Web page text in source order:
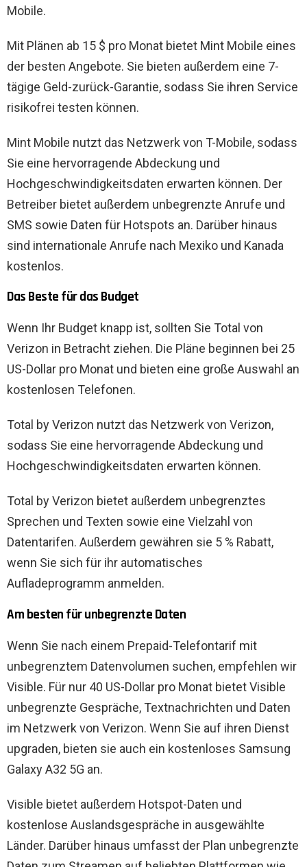
Mobile.
Mit Plänen ab 15 $ pro Monat bietet Mint Mobile eines
der besten Angebote. Sie bieten außerdem eine 7-
tägige Geld-zurück-Garantie, sodass Sie ihren Service
risikofrei testen können.
Mint Mobile nutzt das Netzwerk von T-Mobile, sodass
Sie eine hervorragende Abdeckung und
Hochgeschwindigkeitsdaten erwarten können. Der
Betreiber bietet außerdem unbegrenzte Anrufe und
SMS sowie Daten für Hotspots an. Darüber hinaus
sind internationale Anrufe nach Mexiko und Kanada
kostenlos.
Das Beste für das Budget
Wenn Ihr Budget knapp ist, sollten Sie Total von
Verizon in Betracht ziehen. Die Pläne beginnen bei 25
US-Dollar pro Monat und bieten eine große Auswahl an
kostenlosen Telefonen.
Total by Verizon nutzt das Netzwerk von Verizon,
sodass Sie eine hervorragende Abdeckung und
Hochgeschwindigkeitsdaten erwarten können.
Total by Verizon bietet außerdem unbegrenztes
Sprechen und Texten sowie eine Vielzahl von
Datentarifen. Außerdem gewähren sie 5 % Rabatt,
wenn Sie sich für ihr automatisches
Aufladeprogramm anmelden.
Am besten für unbegrenzte Daten
Wenn Sie nach einem Prepaid-Telefontarif mit
unbegrenztem Datenvolumen suchen, empfehlen wir
Visible. Für nur 40 US-Dollar pro Monat bietet Visible
unbegrenzte Gespräche, Textnachrichten und Daten
im Netzwerk von Verizon. Wenn Sie auf ihren Dienst
upgraden, bieten sie auch ein kostenloses Samsung
Galaxy A32 5G an.
Visible bietet außerdem Hotspot-Daten und
kostenlose Auslandsgespräche in ausgewählte
Länder. Darüber hinaus umfasst der Plan unbegrenzte